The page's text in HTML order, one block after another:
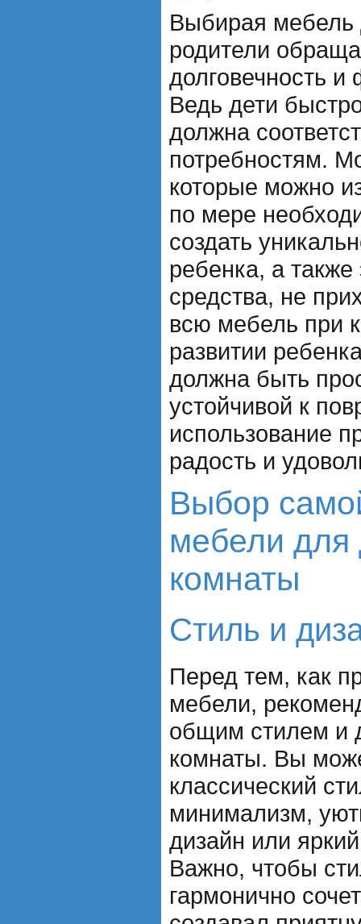
Выбирая мебель
родители
долговечность и
Ведь дети
должна
потребностям.
которые можно
по мере
создать
ребенка, а
средства, не
всю мебель при
развитии
должна быть
устойчивой к
использование
радость и
Выбор
мебели для
комнаты
Стиль и
Перед тем, как
мебели,
общим стилем и
комнаты. Вы
классический
минимализм,
дизайн или
Важно, чтобы
гармонично